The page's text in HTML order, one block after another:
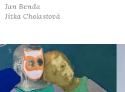
Jan Benda
Jitka Cholastová